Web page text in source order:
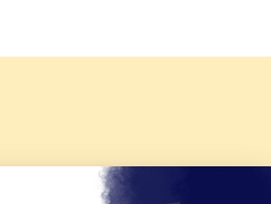
d'été 2026 de KTO